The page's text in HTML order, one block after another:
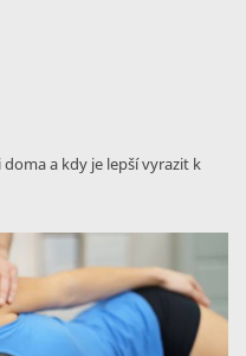
a kdy je lepší vyrazit k